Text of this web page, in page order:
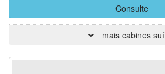
Consulte
mais cabines